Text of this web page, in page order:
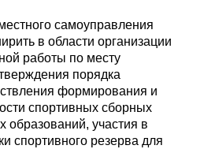
самоуправления
в области организации
работы по месту
порядка
формирования и
спортивных сборных
образований, участия в
спортивного резерва для